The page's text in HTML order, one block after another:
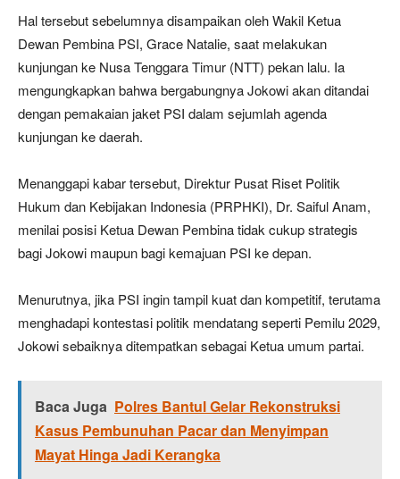
Hal tersebut sebelumnya disampaikan oleh Wakil Ketua
Dewan Pembina PSI, Grace Natalie, saat melakukan
kunjungan ke Nusa Tenggara Timur (NTT) pekan lalu. Ia
mengungkapkan bahwa bergabungnya Jokowi akan ditandai
dengan pemakaian jaket PSI dalam sejumlah agenda
kunjungan ke daerah.
Menanggapi kabar tersebut, Direktur Pusat Riset Politik
Hukum dan Kebijakan Indonesia (PRPHKI), Dr. Saiful Anam,
menilai posisi Ketua Dewan Pembina tidak cukup strategis
bagi Jokowi maupun bagi kemajuan PSI ke depan.
Menurutnya, jika PSI ingin tampil kuat dan kompetitif, terutama
menghadapi kontestasi politik mendatang seperti Pemilu 2029,
Jokowi sebaiknya ditempatkan sebagai Ketua umum partai.
Baca Juga Polres Bantul Gelar Rekonstruksi
Kasus Pembunuhan Pacar dan Menyimpan
Mayat Hinga Jadi Kerangka